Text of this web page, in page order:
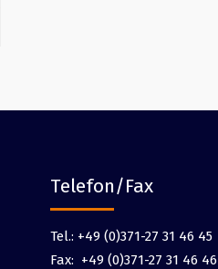
Telefon/Fax
Tel.: +49 (0)371-27 31 46 45
Fax: +49 (0)371-27 31 46 46